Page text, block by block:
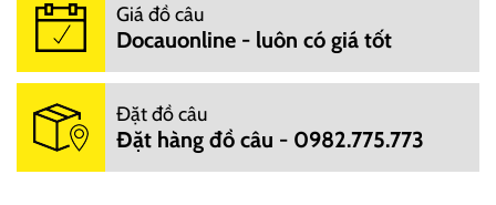
Giá đồ câu
Docauonline - luôn có giá tốt
Đặt đồ câu
Đặt hàng đồ câu - 0982.775.773